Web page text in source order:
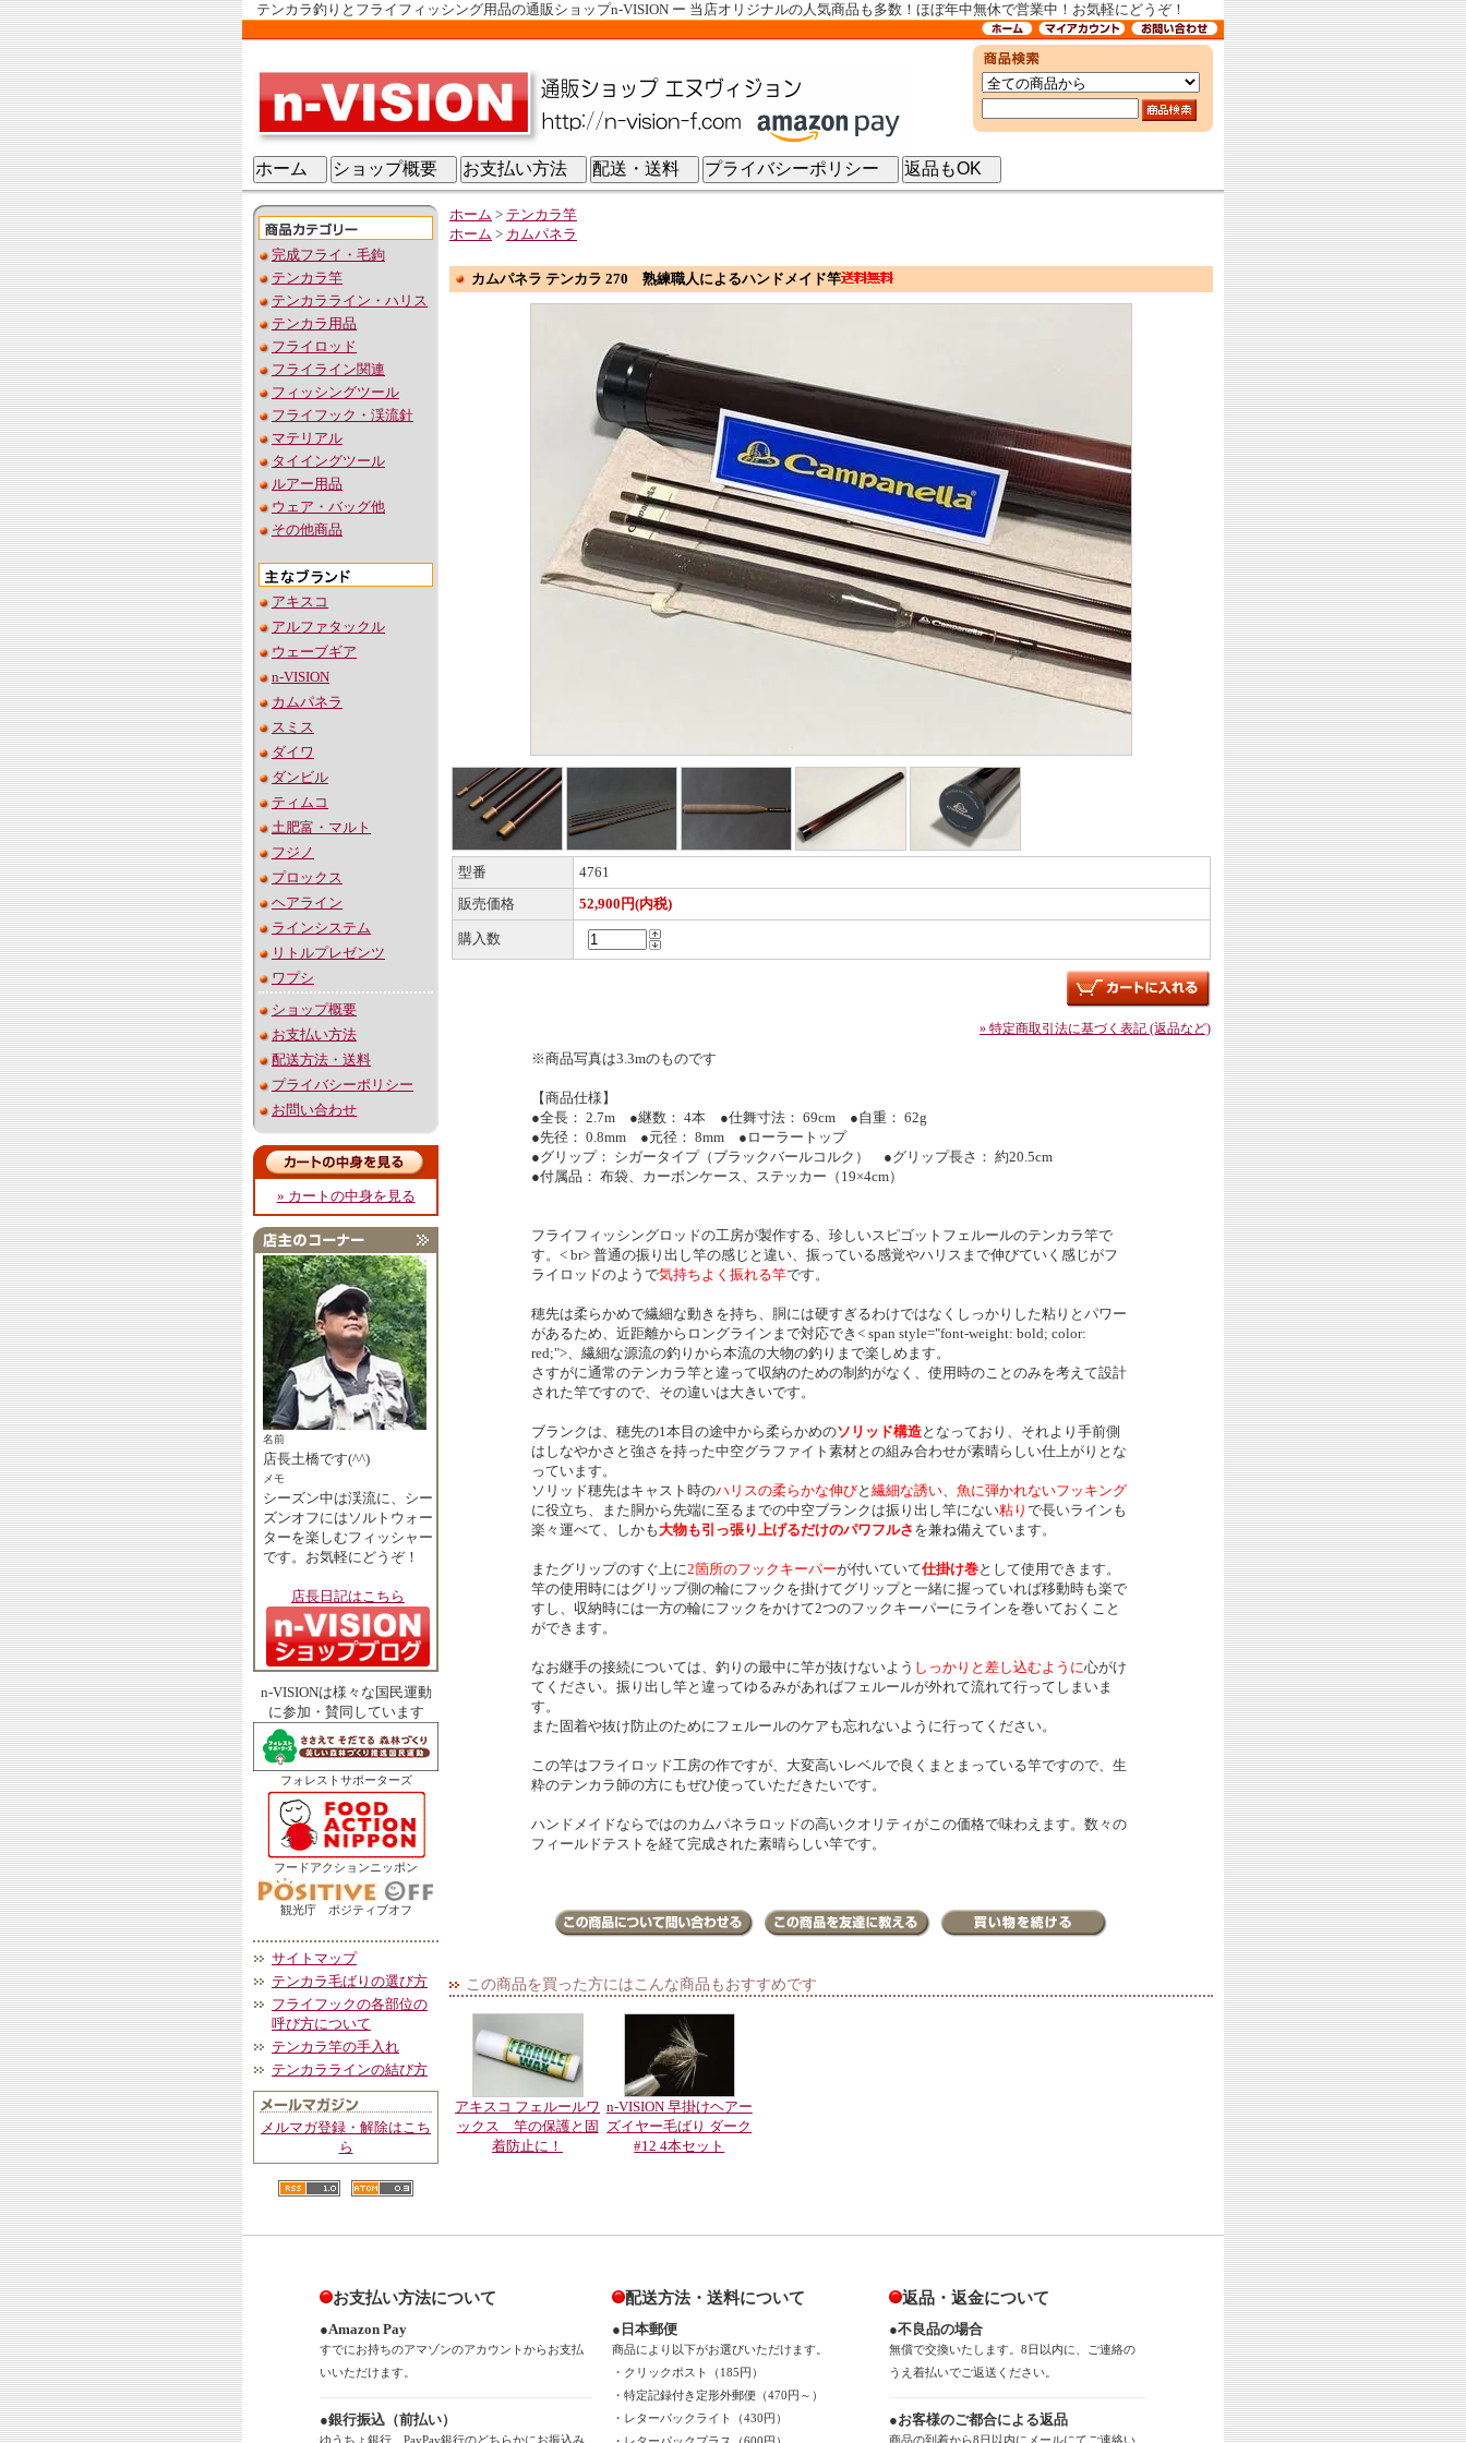
テンカラ釣りとフライフィッシング用品の通販ショップn-VISION ー 当店オリジナルの人気商品も多数！ほぼ年中無休で営業中！お気軽にどうぞ！
ホーム ショップ概要 お支払い方法 配送・送料 プライバシーポリシー 返品もOK
完成フライ・毛鉤
テンカラ竿
テンカラライン・ハリス
テンカラ用品
フライロッド
フライライン関連
フィッシングツール
フライフック・渓流針
マテリアル
タイイングツール
ルアー用品
ウェア・バッグ他
その他商品
アキスコ
アルファタックル
ウェーブギア
n-VISION
カムパネラ
スミス
ダイワ
ダンビル
ティムコ
土肥富・マルト
フジノ
プロックス
ヘアライン
ラインシステム
リトルプレゼンツ
ワプシ
ショップ概要
お支払い方法
配送方法・送料
プライバシーポリシー
お問い合わせ
» カートの中身を見る
名前
店長土橋です(^^)
メモ
シーズン中は渓流に、シー
ズンオフにはソルトウォー
ターを楽しむフィッシャー
です。お気軽にどうぞ！
店長日記はこちら
n-VISIONは様々な国民運動
に参加・賛同しています
フォレストサポーターズ
フードアクションニッポン
観光庁 ポジティブオフ
サイトマップ
テンカラ毛ばりの選び方
フライフックの各部位の
呼び方について
テンカラ竿の手入れ
テンカララインの結び方
メルマガ登録・解除はこち
ら
ホーム > テンカラ竿
ホーム > カムパネラ
カムパネラ テンカラ 270 熟練職人によるハンドメイド竿
型番 4761
販売価格 52,900円(内税)
購入数
» 特定商取引法に基づく表記 (返品など)
※商品写真は3.3mのものです
【商品仕様】
●全長： 2.7m ●継数： 4本 ●仕舞寸法： 69cm ●自重： 62g
●先径： 0.8mm ●元径： 8mm ●ローラートップ
●グリップ： シガータイプ（ブラックバールコルク） ●グリップ長さ： 約20.5cm
●付属品： 布袋、カーボンケース、ステッカー（19×4cm）
フライフィッシングロッドの工房が製作する、珍しいスピゴットフェルールのテンカラ竿で
す。< br> 普通の振り出し竿の感じと違い、振っている感覚やハリスまで伸びていく感じがフ
ライロッドのようで気持ちよく振れる竿です。
穂先は柔らかめで繊細な動きを持ち、胴には硬すぎるわけではなくしっかりした粘りとパワー
があるため、近距離からロングラインまで対応でき< span style="font-weight: bold; color:
red;">、繊細な源流の釣りから本流の大物の釣りまで楽しめます。
さすがに通常のテンカラ竿と違って収納のための制約がなく、使用時のことのみを考えて設計
された竿ですので、その違いは大きいです。
ブランクは、穂先の1本目の途中から柔らかめのソリッド構造となっており、それより手前側
はしなやかさと強さを持った中空グラファイト素材との組み合わせが素晴らしい仕上がりとな
っています。
ソリッド穂先はキャスト時のハリスの柔らかな伸びと 繊細な誘い、 魚に弾かれないフッキング
に役立ち、また胴から先端に至るまでの中空ブランクは振り出し竿にない粘り で長いラインも
楽々運べて、しかも大物も引っ張り上げるだけのパワフルさ を兼ね備えています。
またグリップのすぐ上に2箇所のフックキーパーが付いていて仕掛け巻として使用できます。
竿の使用時にはグリップ側の輪にフックを掛けてグリップと一緒に握っていれば移動時も楽で
すし、収納時には一方の輪にフックをかけて2つのフックキーパーにラインを巻いておくこと
ができます。
なお継手の接続については、釣りの最中に竿が抜けないよう しっかりと差し込むように心がけ
てください。振り出し竿と違ってゆるみがあればフェルールが外れて流れて行ってしまいま
す。
また固着や抜け防止のためにフェルールのケアも忘れないように行ってください。
この竿はフライロッド工房の作ですが、大変高いレベルで良くまとまっている竿ですので、生
粋のテンカラ師の方にもぜひ使っていただきたいです。
ハンドメイドならではのカムパネラロッドの高いクオリティがこの価格で味わえます。数々の
フィールドテストを経て完成された素晴らしい竿です。
この商品を買った方にはこんな商品もおすすめです
アキスコ フェルールワ
ックス 竿の保護と固
着防止に！
n-VISION 早掛けヘアー
ズイヤー毛ばり ダーク
#12 4本セット
お支払い方法について
●Amazon Pay
すでにお持ちのアマゾンのアカウントからお支払
いいただけます。
●銀行振込（前払い）
ゆうちょ銀行、PayPay銀行のどちらかにお振込み
配送方法・送料について
●日本郵便
商品により以下がお選びいただけます。
・クリックポスト（185円）
・特定記録付き定形外郵便（470円～）
・レターパックライト（430円）
返品・返金について
●不良品の場合
無償で交換いたします。8日以内に、ご連絡の
うえ着払いでご返送ください。
●お客様のご都合による返品
商品の到着から8日以内にメールにてご連絡い